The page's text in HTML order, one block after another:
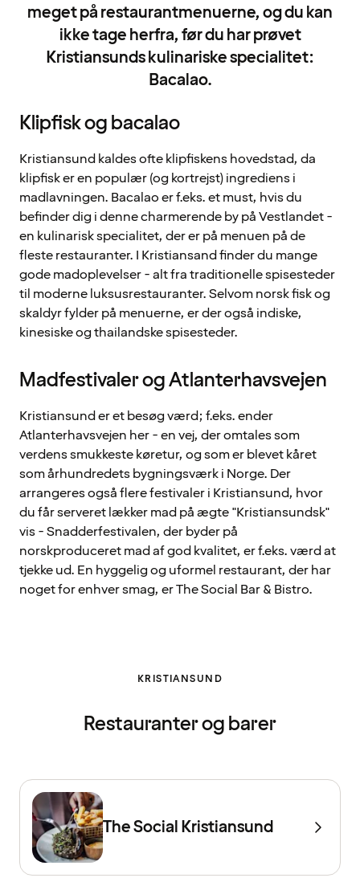
meget på restaurantmenuerne, og du kan
ikke tage herfra, før du har prøvet
Kristiansunds kulinariske specialitet:
Bacalao.
Klipfisk og bacalao
Kristiansund kaldes ofte klipfiskens hovedstad, da
klipfisk er en populær (og kortrejst) ingrediens i
madlavningen. Bacalao er f.eks. et must, hvis du
befinder dig i denne charmerende by på Vestlandet -
en kulinarisk specialitet, der er på menuen på de
fleste restauranter. I Kristiansand finder du mange
gode madoplevelser - alt fra traditionelle spisesteder
til moderne luksusrestauranter. Selvom norsk fisk og
skaldyr fylder på menuerne, er der også indiske,
kinesiske og thailandske spisesteder.
Madfestivaler og Atlanterhavsvejen
Kristiansund er et besøg værd; f.eks. ender
Atlanterhavsvejen her - en vej, der omtales som
verdens smukkeste køretur, og som er blevet kåret
som århundredets bygningsværk i Norge. Der
arrangeres også flere festivaler i Kristiansund, hvor
du får serveret lækker mad på ægte "Kristiansundsk"
vis - Snadderfestivalen, der byder på
norskproduceret mad af god kvalitet, er f.eks. værd at
tjekke ud. En hyggelig og uformel restaurant, der har
noget for enhver smag, er The Social Bar & Bistro.
KRISTIANSUND
Restauranter og barer
The Social Kristiansund